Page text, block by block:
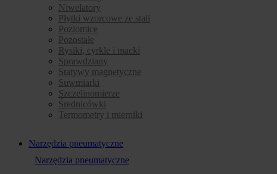
Niwelatory
Płytki wzorcowe ze stali
Poziomice
Pozostałe
Rysiki, cyrkle i macki
Sprawdziany
Statywy magnetyczne
Suwmiarki
Szczelinomierze
Średnicówki
Termometry i mierniki
Narzędzia pneumatyczne
Narzędzia pneumatyczne